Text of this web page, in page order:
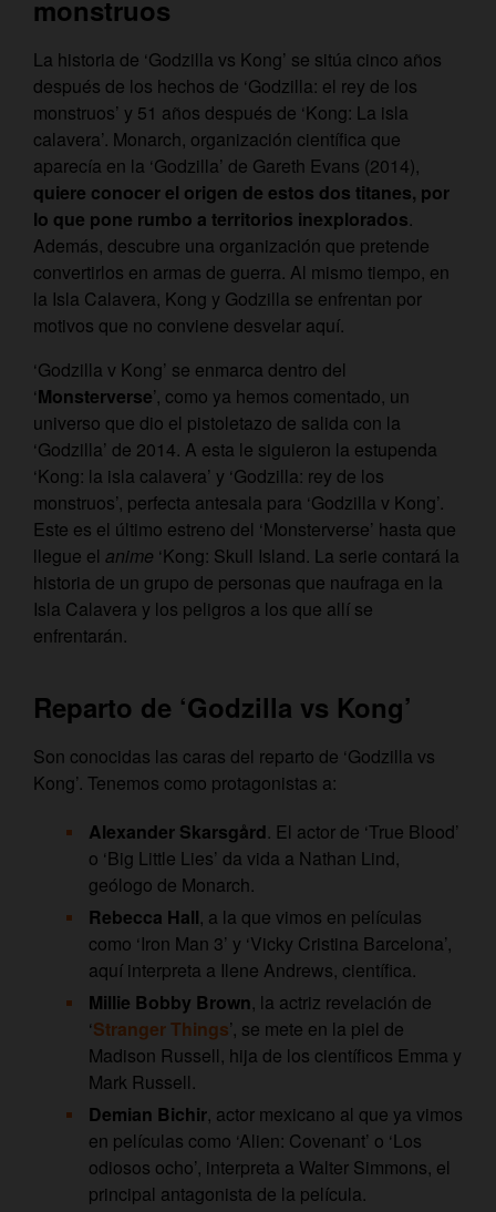
monstruos
La historia de ‘Godzilla vs Kong’ se sitúa cinco años
después de los hechos de ‘Godzilla: el rey de los
monstruos’ y 51 años después de ‘Kong: La isla
calavera’. Monarch, organización científica que
aparecía en la ‘Godzilla’ de Gareth Evans (2014),
quiere conocer el origen de estos dos titanes, por
lo que pone rumbo a territorios inexplorados.
Además, descubre una organización que pretende
convertirlos en armas de guerra. Al mismo tiempo, en
la Isla Calavera, Kong y Godzilla se enfrentan por
motivos que no conviene desvelar aquí.
‘Godzilla v Kong’ se enmarca dentro del
‘Monsterverse’, como ya hemos comentado, un
universo que dio el pistoletazo de salida con la
‘Godzilla’ de 2014. A esta le siguieron la estupenda
‘Kong: la isla calavera’ y ‘Godzilla: rey de los
monstruos’, perfecta antesala para ‘Godzilla v Kong’.
Este es el último estreno del ‘Monsterverse’ hasta que
llegue el anime ‘Kong: Skull Island. La serie contará la
historia de un grupo de personas que naufraga en la
Isla Calavera y los peligros a los que allí se
enfrentarán.
Reparto de ‘Godzilla vs Kong’
Son conocidas las caras del reparto de ‘Godzilla vs
Kong’. Tenemos como protagonistas a:
Alexander Skarsgård. El actor de ‘True Blood’
o ‘Big Little Lies’ da vida a Nathan Lind,
geólogo de Monarch.
Rebecca Hall, a la que vimos en películas
como ‘Iron Man 3’ y ‘Vicky Cristina Barcelona’,
aquí interpreta a Ilene Andrews, científica.
Millie Bobby Brown, la actriz revelación de
‘Stranger Things’, se mete en la piel de
Madison Russell, hija de los científicos Emma y
Mark Russell.
Demian Bichir, actor mexicano al que ya vimos
en películas como ‘Alien: Covenant’ o ‘Los
odiosos ocho’, interpreta a Walter Simmons, el
principal antagonista de la película.